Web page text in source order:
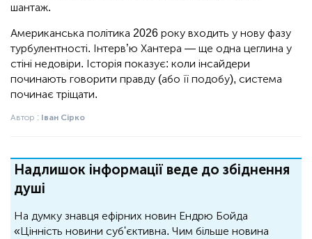
шантаж.
Американська політика 2026 року входить у нову фазу
турбулентності. Інтерв’ю Хантера — ще одна цеглина у
стіні недовіри. Історія показує: коли інсайдери
починають говорити правду (або її подобу), система
починає тріщати.
Автор : Іван Сірко
Надлишок інформації веде до збіднення
душі
На думку знавця ефірних новин Ендрю Бойда
«Цінність новини суб'єктивна. Чим більше новина